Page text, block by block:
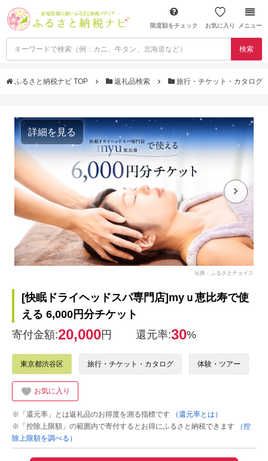
限度額をチェック お気に入り メニュー
検索
ふるさと納税ナビ TOP 返礼品検索 旅行・チケット・カタログ
詳細を見る
出典：ふるさとチョイス
[快眠ドライヘッドスパ専門店]myｕ恵比寿で使
える 6,000円分チケット
寄付金額:20,000円 還元率:30%
東京都渋谷区 旅行・チケット・カタログ 体験・ツアー
お気に入り
※「還元率」とは返礼品のお得度を測る指標です
（還元率とは）
※「控除上限額」の範囲内で寄付するとお得にふるさと納税できます
（控
除上限額を調べる）